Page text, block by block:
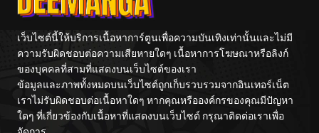
เว็บไซต์นี้ให้บริการเนื้อหาการ์ตูนเพื่อความบันเทิงเท่านั้นและไม่มี
ความรับผิดชอบต่อความเสียหายใดๆ เนื้อหาการโฆษณาหรือลิงก์
ของบุคคลที่สามที่แสดงบนเว็บไซต์ของเรา
ข้อมูลและภาพทั้งหมดบนเว็บไซต์ถูกเก็บรวบรวมจากอินเทอร์เน็ต
เราไม่รับผิดชอบต่อเนื้อหาใดๆ หากคุณหรือองค์กรของคุณมีปัญหา
ใดๆ ที่เกี่ยวข้องกับเนื้อหาที่แสดงบนเว็บไซต์ กรุณาติดต่อเราเพื่อ